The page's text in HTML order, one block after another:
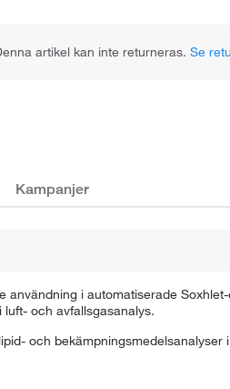
artikel kan inte returneras. Se
Kampanjer
i automatiserade
och avfallsgasanalys.
och